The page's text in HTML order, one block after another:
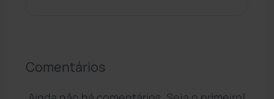
Comentários